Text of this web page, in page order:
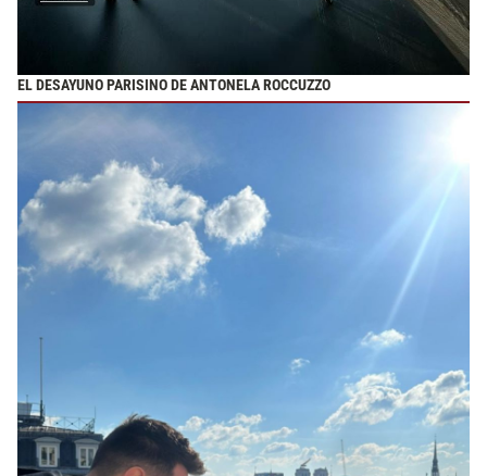
EL DESAYUNO PARISINO DE ANTONELA ROCCUZZO